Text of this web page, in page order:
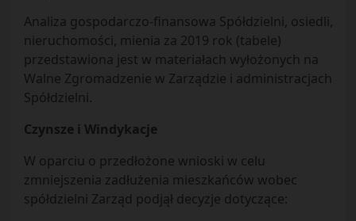
Analiza gospodarczo-finansowa Spółdzielni, osiedli,
nieruchomości, mienia za 2019 rok (tabele)
przedstawiona jest w materiałach wyłożonych na
Walne Zgromadzenie w Zarządzie i administracjach
Spółdzielni.
Czynsze i Windykacje
W oparciu o przedłożone wnioski w celu
zmniejszenia zadłużenia mieszkańców wobec
spółdzielni Zarząd podjął decyzje dotyczące: